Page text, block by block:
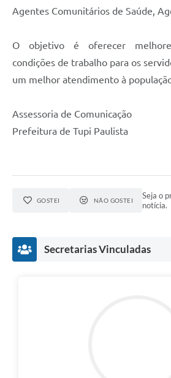
Agentes Comunitários de Saúde,
O objetivo é oferecer
condições de trabalho para os
um melhor atendimento à
Assessoria de Comunicação
Prefeitura de Tupi Paulista
GOSTEI NÃO GOSTEI
Seja o
notícia.
Secretarias Vinculadas